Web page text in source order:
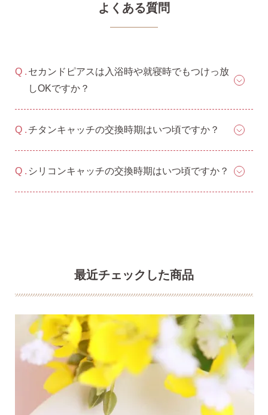
よくある質問
セカンドピアスは入浴時や就寝時でもつけっ放
しOKですか？
チタンキャッチの交換時期はいつ頃ですか？
シリコンキャッチの交換時期はいつ頃ですか？
最近チェックした商品